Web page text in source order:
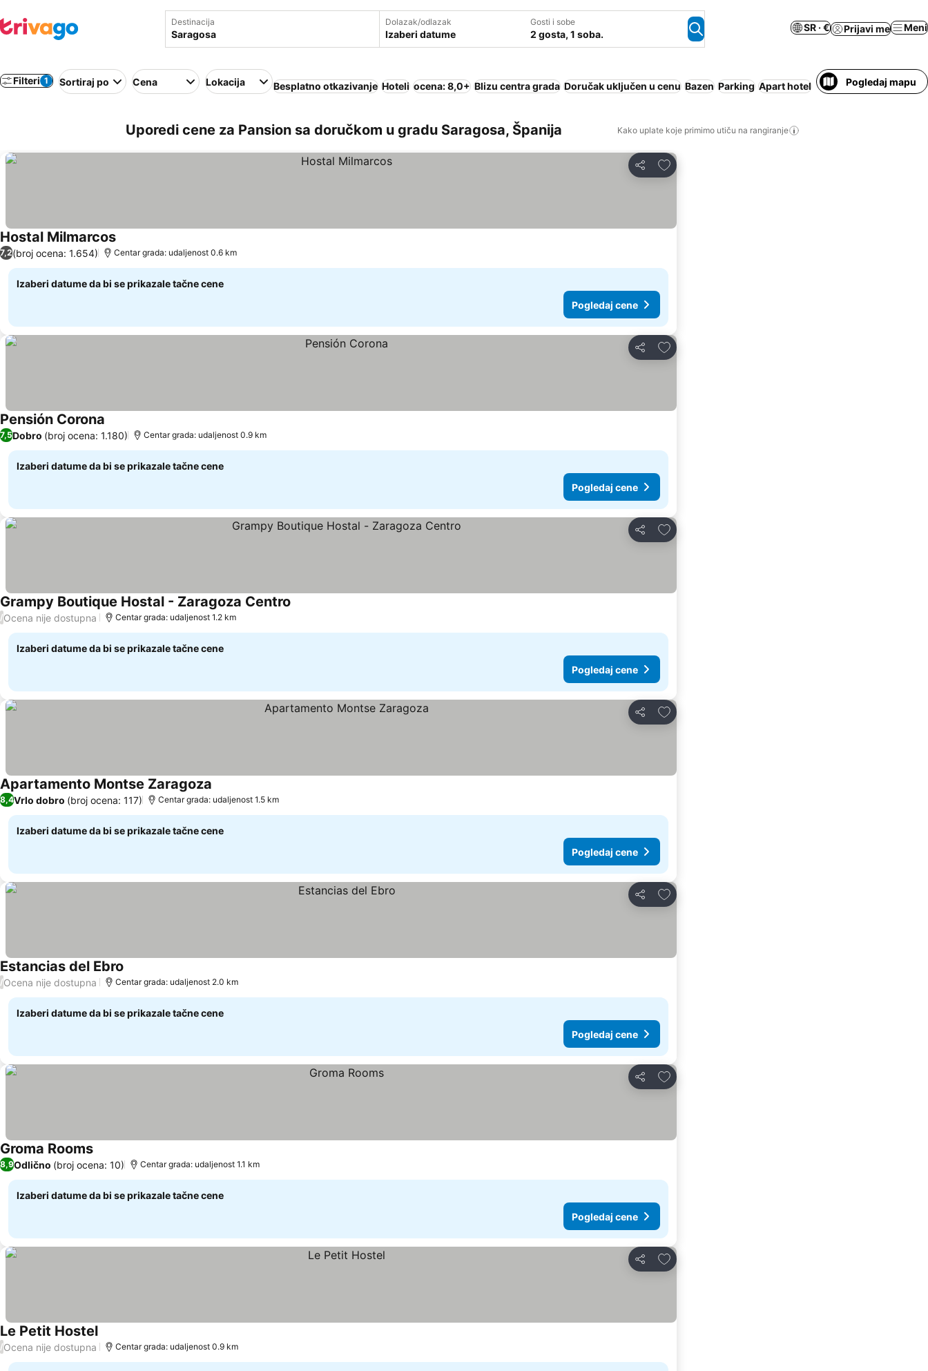
Destinacija Dolazak/odlazak
Izaberi datume
Gosti i sobe
2 gosta, 1 soba.
SR · € Prijavi me Meni
Filteri 1 Sortiraj po Cena Lokacija Besplatno otkazivanje Hoteli ocena: 8,0+ Blizu centra grada Doručak uključen u cenu Bazen Parking Apart hotel PolupansionPogledaj mapu
Uporedi cene za Pansion sa doručkom u gradu Saragosa, Španija Kako uplate koje primimo utiču na rangiranje
Deli
Dodati u favorite
Hostal MilmarcosPogledaj cene
7,2(broj ocena: 1.654) Centar grada: udaljenost 0.6 km
Izaberi datume da bi se prikazale tačne cene
Pogledaj cene
Deli
Dodati u favorite
Pensión Corona Pogledaj cene
7,5Dobro (broj ocena: 1.180) Centar grada: udaljenost 0.9 km
Izaberi datume da bi se prikazale tačne cene
Pogledaj cene
Deli
Dodati u favorite
Grampy Boutique Hostal - Zaragoza Centro
/Ocena nije dostupna Centar grada: udaljenost 1.2 km
Izaberi datume da bi se prikazale tačne cene
Pogledaj cene
Deli
Dodati u favorite
Apartamento Montse Zaragoza
8,4Vrlo dobro (broj ocena: 117) Centar grada: udaljenost 1.5 km
Izaberi datume da bi se prikazale tačne cene
Pogledaj cene
Deli
Dodati u favorite
Estancias del Ebro
/Ocena nije dostupna Centar grada: udaljenost 2.0 km
Izaberi datume da bi se prikazale tačne cene
Pogledaj cene
Deli
Dodati u favorite
Groma RoomsPogledaj cene
8,9Odlično (broj ocena: 10) Centar grada: udaljenost 1.1 km
Izaberi datume da bi se prikazale tačne cene
Pogledaj cene
Deli
Dodati u favorite
Le Petit HostelPogledaj cene
/Ocena nije dostupna Centar grada: udaljenost 0.9 km